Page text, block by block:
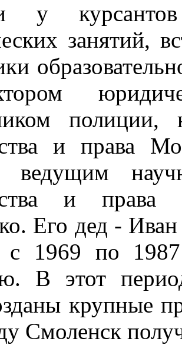
у
занятий,
полиции,
и права
ведущим
и
Его дед -
с 1969 по
В этот
крупные
Смоленск